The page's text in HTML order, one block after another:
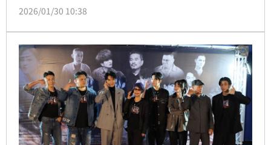
場最自在、最篤定的模樣。林宜君
2026/01/30 10:38